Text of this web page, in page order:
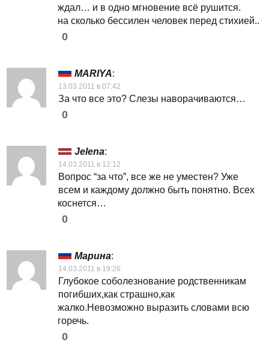
ждал… и в одно мгновение всё рушится.
на сколько бессилен человек перед стихией..
0
MARIYA:
13.03.2011 в 07:42
За что все это? Слезы наворачиваются…
0
Jelena:
14.03.2011 в 12:12
Вопрос “за что”, все же не уместен? Уже
всем и каждому должно быть понятно. Всех
коснется…
0
Марина:
14.03.2011 в 19:26
Глубокое соболезнование родственникам
погибших,как страшно,как
жалко.Невозможно выразить словами всю
горечь.
0